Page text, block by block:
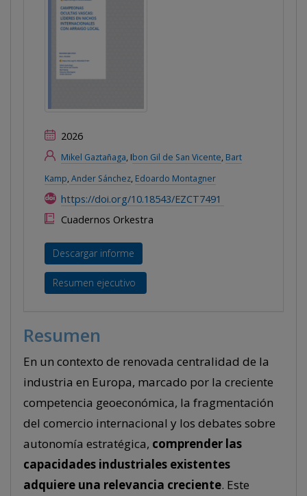
2026
Mikel Gaztañaga, Ibon Gil de San Vicente, Bart
Kamp, Ander Sánchez, Edoardo Montagner
https://doi.org/10.18543/EZCT7491
Cuadernos Orkestra
Descargar informe
Resumen ejecutivo
Resumen
En un contexto de renovada centralidad de la
industria en Europa, marcado por la creciente
competencia geoeconómica, la fragmentación
del comercio internacional y los debates sobre
autonomía estratégica, comprender las
capacidades industriales existentes
adquiere una relevancia creciente. Este